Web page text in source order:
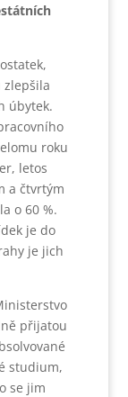
zlepšila
úbytek.
roku
letos
a čtvrtým
o 60 %.
je do
je jich
přijatou
studium,
se jim